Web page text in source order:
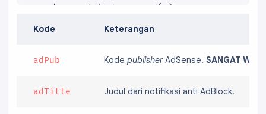
    document.body.append(a);
  };
})();
Kode Keterangan
adPub Kode publisherAdSense. SANGAT
adTitle Judul dari notifikasi anti AdBlock.